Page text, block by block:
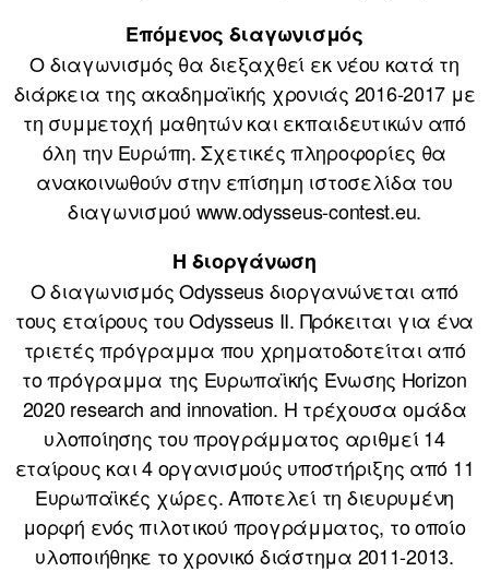
Επόμενος διαγωνισμός
Ο διαγωνισμός θα διεξαχθεί εκ νέου κατά τη
διάρκεια της ακαδημαϊκής χρονιάς 2016-2017 με
τη συμμετοχή μαθητών και εκπαιδευτικών από
όλη την Ευρώπη. Σχετικές πληροφορίες θα
ανακοινωθούν στην επίσημη ιστοσελίδα του
διαγωνισμού www.odysseus-contest.eu.
Η διοργάνωση
Ο διαγωνισμός Odysseus διοργανώνεται από
τους εταίρους του Odysseus II. Πρόκειται για ένα
τριετές πρόγραμμα που χρηματοδοτείται από
το πρόγραμμα της Ευρωπαϊκής Ένωσης Horizon
2020 research and innovation. Η τρέχουσα ομάδα
υλοποίησης του προγράμματος αριθμεί 14
εταίρους και 4 οργανισμούς υποστήριξης από 11
Ευρωπαϊκές χώρες. Αποτελεί τη διευρυμένη
μορφή ενός πιλοτικού προγράμματος, το οποίο
υλοποιήθηκε το χρονικό διάστημα 2011-2013.